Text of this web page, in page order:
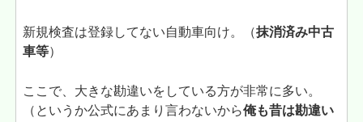
新規検査は登録してない自動車向け。（抹消済み中古
車等）
ここで、大きな勘違いをしている方が非常に多い。
（というか公式にあまり言わないから俺も昔は勘違い